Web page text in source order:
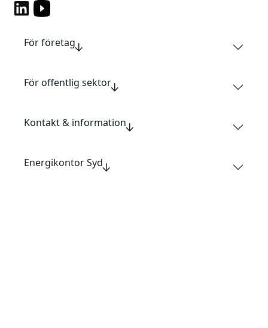
För företag
För offentlig sektor
Kontakt & information
Energikontor Syd